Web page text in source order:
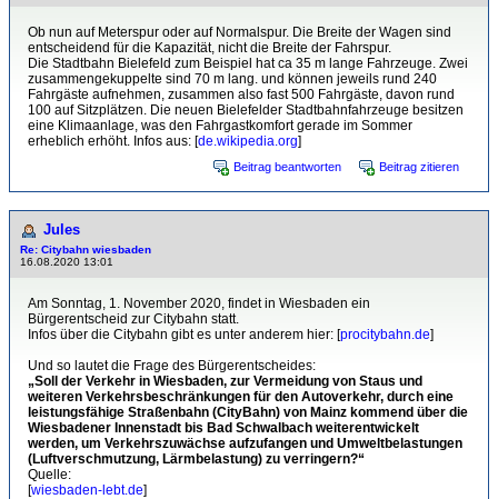
Ob nun auf Meterspur oder auf Normalspur. Die Breite der Wagen sind
entscheidend für die Kapazität, nicht die Breite der Fahrspur.
Die Stadtbahn Bielefeld zum Beispiel hat ca 35 m lange Fahrzeuge. Zwei
zusammengekuppelte sind 70 m lang. und können jeweils rund 240
Fahrgäste aufnehmen, zusammen also fast 500 Fahrgäste, davon rund
100 auf Sitzplätzen. Die neuen Bielefelder Stadtbahnfahrzeuge besitzen
eine Klimaanlage, was den Fahrgastkomfort gerade im Sommer
erheblich erhöht. Infos aus: [de.wikipedia.org]
Beitrag beantworten Beitrag zitieren
Jules
Re: Citybahn wiesbaden
16.08.2020 13:01
Am Sonntag, 1. November 2020, findet in Wiesbaden ein
Bürgerentscheid zur Citybahn statt.
Infos über die Citybahn gibt es unter anderem hier: [procitybahn.de]
Und so lautet die Frage des Bürgerentscheides:
„Soll der Verkehr in Wiesbaden, zur Vermeidung von Staus und
weiteren Verkehrsbeschränkungen für den Autoverkehr, durch eine
leistungsfähige Straßenbahn (CityBahn) von Mainz kommend über die
Wiesbadener Innenstadt bis Bad Schwalbach weiterentwickelt
werden, um Verkehrszuwächse aufzufangen und Umweltbelastungen
(Luftverschmutzung, Lärmbelastung) zu verringern?“
Quelle:
[wiesbaden-lebt.de]